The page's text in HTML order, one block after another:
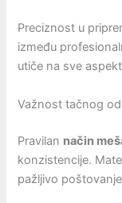
Preciznost u
između
utiče na sve
Važnost tačnog
Pravilan način
konzistencije.
pažljivo